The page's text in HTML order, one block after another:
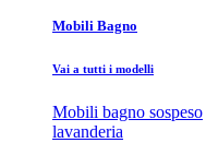
Mobili Bagno
Vai a tutti i modelli
Mobili bagno sospeso
lavanderia